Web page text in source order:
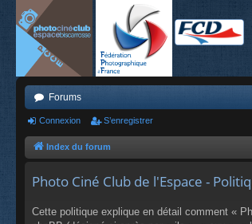
Forums
Connexion S’enregistrer
Index du forum
Photo Ciné Club de l'Espace -
Cette politique explique en détail comment «